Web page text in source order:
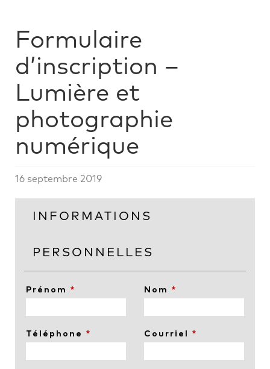
Formulaire
d’inscription –
Lumière et
photographie
numérique
16 septembre 2019
INFORMATIONS
PERSONNELLES
Prénom * Nom *
Téléphone * Courriel *